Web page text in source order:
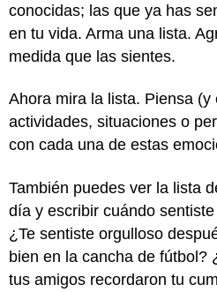
conocidas; las que ya has
en tu vida. Arma una lista.
medida que las sientes.
Ahora mira la lista. Piensa (y
actividades, situaciones o
con cada una de estas
También puedes ver la lista
día y escribir cuándo
¿Te sentiste orgulloso
bien en la cancha de fútbol?
tus amigos recordaron tu